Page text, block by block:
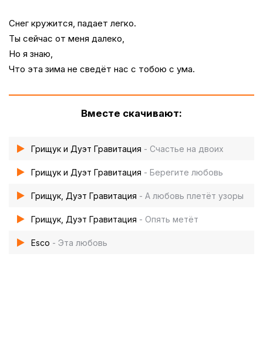
Снег кружится, падает легко.
Ты сейчас от меня далеко,
Но я знаю,
Что эта зима не сведёт нас с тобою с ума.
Вместе скачивают:
Грищук и Дуэт Гравитация - Счастье на двоих
Грищук и Дуэт Гравитация - Берегите любовь
Грищук, Дуэт Гравитация - А любовь плетёт узоры
Грищук, Дуэт Гравитация - Опять метёт
Esco - Эта любовь